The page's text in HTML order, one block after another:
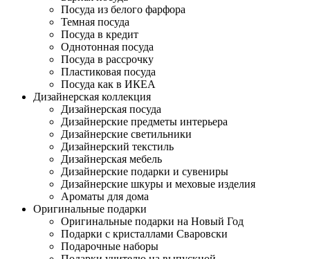
Посуда из белого фарфора
Темная посуда
Посуда в кредит
Однотонная посуда
Посуда в рассрочку
Пластиковая посуда
Посуда как в ИКЕА
Дизайнерская коллекция
Дизайнерская посуда
Дизайнерские предметы интерьера
Дизайнерские светильники
Дизайнерский текстиль
Дизайнерская мебель
Дизайнерские подарки и сувениры
Дизайнерские шкуры и меховые изделия
Ароматы для дома
Оригинальные подарки
Оригинальные подарки на Новый Год
Подарки с кристаллами Сваровски
Подарочные наборы